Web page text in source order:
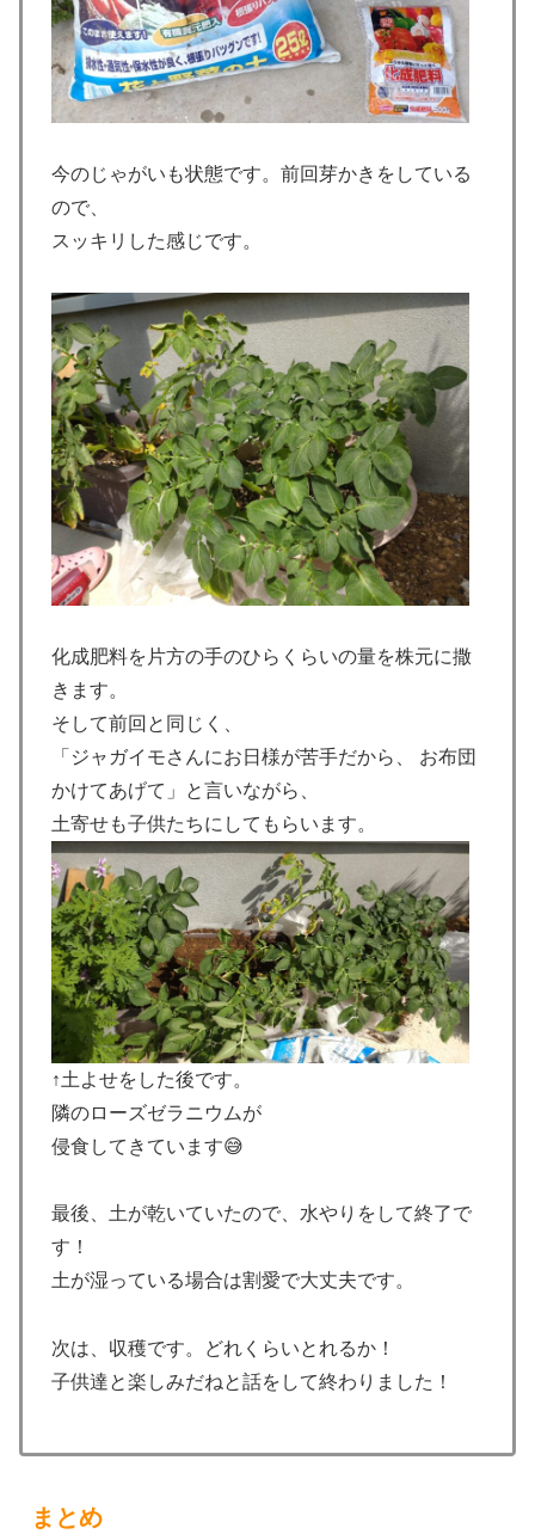
今のじゃがいも状態です。前回芽かきをしている
ので、
スッキリした感じです。
化成肥料を片方の手のひらくらいの量を株元に撒
きます。
そして前回と同じく、
「ジャガイモさんにお日様が苦手だから、 お布団
かけてあげて」と言いながら、
土寄せも子供たちにしてもらいます。
↑土よせをした後です。
隣のローズゼラニウムが
侵食してきています😅
最後、土が乾いていたので、水やりをして終了で
す！
土が湿っている場合は割愛で大丈夫です。
次は、収穫です。どれくらいとれるか！
子供達と楽しみだねと話をして終わりました！
まとめ